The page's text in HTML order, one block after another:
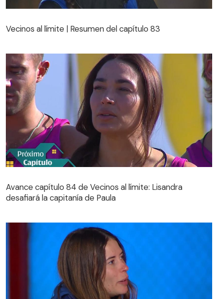
Vecinos al límite | Resumen del capítulo 83
desafiará la capitanía de Paula
Avance capítulo 84 de Vecinos al límite: Lisandra
desafiará la capitanía de Paula